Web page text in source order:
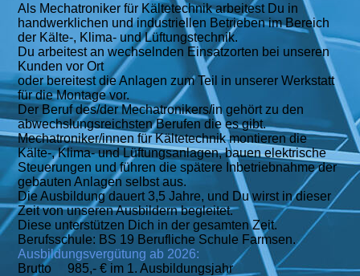
Als Mechatroniker für Kältetechnik arbeitest Du in
handwerklichen und industriellen Betrieben im Bereich
der Kälte-, Klima- und Lüftungstechnik.
Du arbeitest an wechselnden Einsatzorten bei unseren
Kunden vor Ort
oder bereitest die Anlagen zum Teil in unserer Werkstatt
für die Montage vor.
Der Beruf des/der Mechatronikers/in gehört zu den
abwechslungsreichsten Berufen die es gibt.
Mechatroniker/innen für Kältetechnik montieren die
Kälte-, Klima- und Lüftungsanlagen, bauen elektrische
Steuerungen und führen die spätere Inbetriebnahme der
gebauten Anlagen selbst aus.
Die Ausbildung dauert 3,5 Jahre, und Du wirst in dieser
Zeit von unseren Ausbildern begleitet.
Diese unterstützen Dich in der gesamten Zeit.
Berufsschule: BS 19 Berufliche Schule Farmsen.
Ausbildungsvergütung ab 2026:
Brutto 985,- € im 1. Ausbildungsjahr